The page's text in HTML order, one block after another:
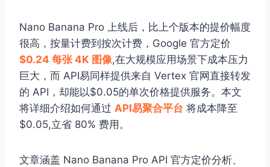
Nano Banana Pro 上线后，比上个版本的提价幅度
很高，按量计费到按次计费，Google 官方定价
$0.24 每张 4K 图像,在大规模应用场景下成本压力
巨大，而 API易同样提供来自 Vertex 官网直接转发
的 API，却能以$0.05的单次价格提供服务。本文
将详细介绍如何通过 API易聚合平台 将成本降至
$0.05,立省 80% 费用。
文章涵盖 Nano Banana Pro API 官方定价分析、